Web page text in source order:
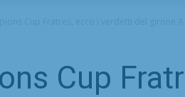
Cup